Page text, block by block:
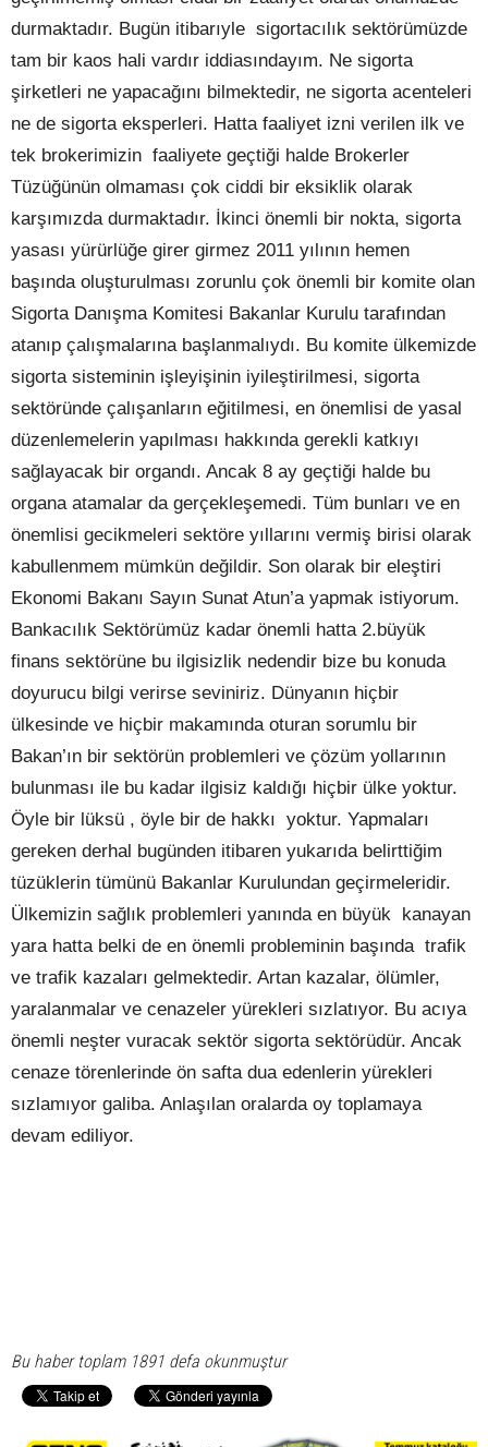
durmaktadır. Bugün itibarıyle sigortacılık sektörümüzde
tam bir kaos hali vardır iddiasındayım. Ne sigorta
şirketleri ne yapacağını bilmektedir, ne sigorta acenteleri
ne de sigorta eksperleri. Hatta faaliyet izni verilen ilk ve
tek brokerimizin faaliyete geçtiği halde Brokerler
Tüzüğünün olmaması çok ciddi bir eksiklik olarak
karşımızda durmaktadır. İkinci önemli bir nokta, sigorta
yasası yürürlüğe girer girmez 2011 yılının hemen
başında oluşturulması zorunlu çok önemli bir komite olan
Sigorta Danışma Komitesi Bakanlar Kurulu tarafından
atanıp çalışmalarına başlanmalıydı. Bu komite ülkemizde
sigorta sisteminin işleyişinin iyileştirilmesi, sigorta
sektöründe çalışanların eğitilmesi, en önemlisi de yasal
düzenlemelerin yapılması hakkında gerekli katkıyı
sağlayacak bir organdı. Ancak 8 ay geçtiği halde bu
organa atamalar da gerçekleşemedi. Tüm bunları ve en
önemlisi gecikmeleri sektöre yıllarını vermiş birisi olarak
kabullenmem mümkün değildir. Son olarak bir eleştiri
Ekonomi Bakanı Sayın Sunat Atun’a yapmak istiyorum.
Bankacılık Sektörümüz kadar önemli hatta 2.büyük
finans sektörüne bu ilgisizlik nedendir bize bu konuda
doyurucu bilgi verirse seviniriz. Dünyanın hiçbir
ülkesinde ve hiçbir makamında oturan sorumlu bir
Bakan’ın bir sektörün problemleri ve çözüm yollarının
bulunması ile bu kadar ilgisiz kaldığı hiçbir ülke yoktur.
Öyle bir lüksü , öyle bir de hakkı yoktur. Yapmaları
gereken derhal bugünden itibaren yukarıda belirttiğim
tüzüklerin tümünü Bakanlar Kurulundan geçirmeleridir.
Ülkemizin sağlık problemleri yanında en büyük kanayan
yara hatta belki de en önemli probleminin başında trafik
ve trafik kazaları gelmektedir. Artan kazalar, ölümler,
yaralanmalar ve cenazeler yürekleri sızlatıyor. Bu acıya
önemli neşter vuracak sektör sigorta sektörüdür. Ancak
cenaze törenlerinde ön safta dua edenlerin yürekleri
sızlamıyor galiba. Anlaşılan oralarda oy toplamaya
devam ediliyor.
Bu haber toplam 1891 defa okunmuştur